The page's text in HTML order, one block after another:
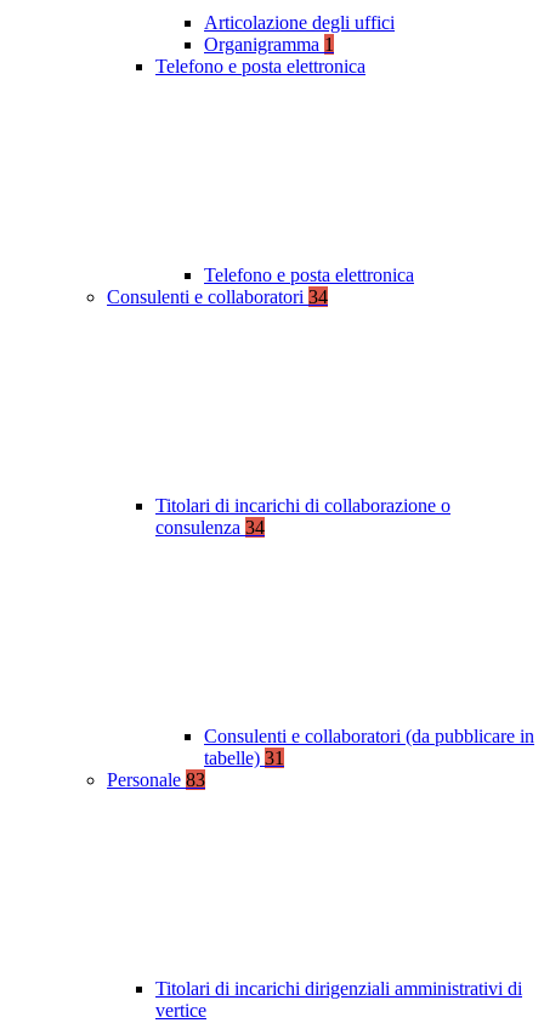
Articolazione degli uffici
Organigramma 1
Telefono e posta elettronica
Telefono e posta elettronica
Consulenti e collaboratori 34
Titolari di incarichi di collaborazione o
consulenza 34
Consulenti e collaboratori (da pubblicare in
tabelle) 31
Personale 83
Titolari di incarichi dirigenziali amministrativi di
vertice